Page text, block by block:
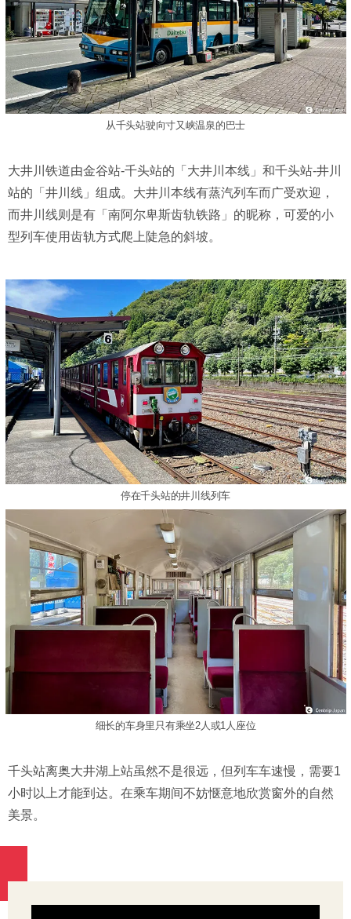
从千头站驶向寸又峡温泉的巴士
大井川铁道由金谷站-千头站的「大井川本线」和千头站-井川
站的「井川线」组成。大井川本线有蒸汽列车而广受欢迎，
而井川线则是有「南阿尔卑斯齿轨铁路」的昵称，可爱的小
型列车使用齿轨方式爬上陡急的斜坡。
停在千头站的井川线列车
细长的车身里只有乘坐2人或1人座位
千头站离奥大井湖上站虽然不是很远，但列车车速慢，需要1
小时以上才能到达。在乘车期间不妨惬意地欣赏窗外的自然
美景。